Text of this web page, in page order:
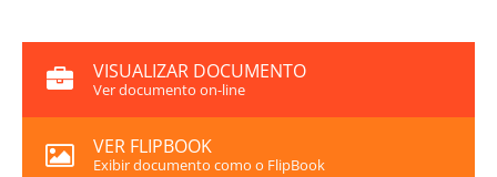
VISUALIZAR DOCUMENTO
Ver documento on-line
VER FLIPBOOK
Exibir documento como o FlipBook